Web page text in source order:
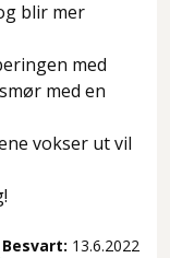
blir mer
med
med en
vokser ut vil
Besvart: 13.6.2022